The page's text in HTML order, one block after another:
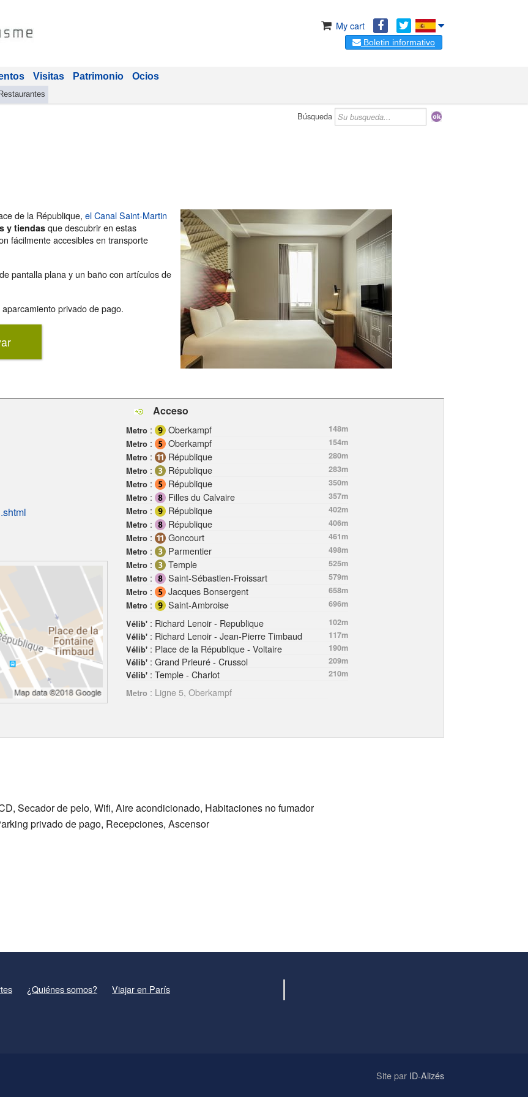
My cart
Boletin informativo
Restaurantes
Visitas Patrimonio Ocios
Búsqueda
de la République, el Canal Saint-Martin
y tiendas que descubrir en estas
fácilmente accesibles en transporte
pantalla plana y un baño con artículos de
privado de pago.
Acceso
Metro : Oberkampf
148m
Metro : Oberkampf
154m
Metro : République
280m
Metro : République
283m
Metro : République
350m
Metro : Filles du Calvaire
357m
Metro : République
402m
Metro : République
406m
Metro : Goncourt
461m
Metro : Parmentier
498m
Metro : Temple
525m
Metro : Saint-Sébastien-Froissart
579m
Metro : Jacques Bonsergent
658m
Metro : Saint-Ambroise
696m
Vélib' : Richard Lenoir - Republique
102m
Vélib' : Richard Lenoir - Jean-Pierre Timbaud
117m
Vélib' : Place de la République - Voltaire
190m
Vélib' : Grand Prieuré - Crussol
209m
Vélib' : Temple - Charlot
210m
Metro : Ligne 5, Oberkampf
Secador de pelo, Wifi, Aire acondicionado, Habitaciones no fumador
privado de pago, Recepciones, Ascensor
¿Quiénes somos? Viajar en París
Site par ID-Alizés